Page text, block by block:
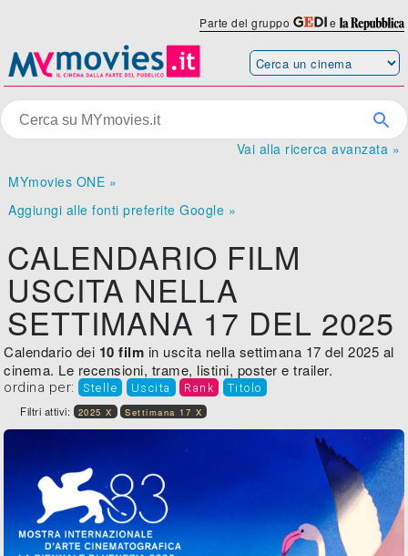
Parte del gruppo e
Vai alla ricerca avanzata »
MYmovies ONE »
Aggiungi alle fonti preferite Google »
CALENDARIO FILM
USCITA NELLA
SETTIMANA 17 DEL 2025
Calendario dei 10 film in uscita nella settimana 17 del 2025 al
cinema. Le recensioni, trame, listini, poster e trailer.
ordina per: Stelle Uscita Rank Titolo
Filtri attivi: 2025 X Settimana 17 X